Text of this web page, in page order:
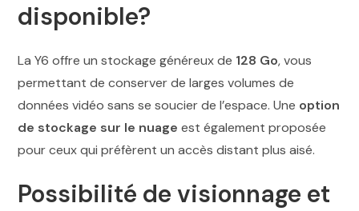
disponible?
La Y6 offre un stockage généreux de 128 Go, vous
permettant de conserver de larges volumes de
données vidéo sans se soucier de l’espace. Une option
de stockage sur le nuage est également proposée
pour ceux qui préfèrent un accès distant plus aisé.
Possibilité de visionnage et